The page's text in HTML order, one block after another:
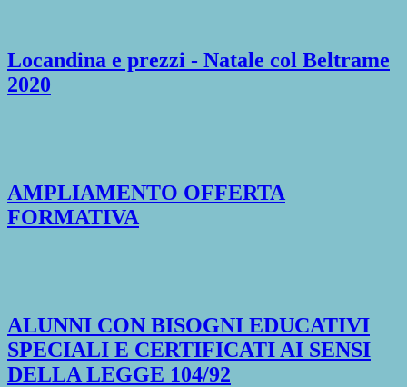
Locandina e prezzi - Natale col Beltrame
2020
AMPLIAMENTO OFFERTA
FORMATIVA
ALUNNI CON BISOGNI EDUCATIVI
SPECIALI E CERTIFICATI AI SENSI
DELLA LEGGE 104/92